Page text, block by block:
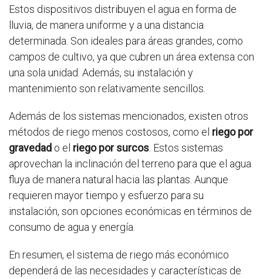
Estos dispositivos distribuyen el agua en forma de
lluvia, de manera uniforme y a una distancia
determinada. Son ideales para áreas grandes, como
campos de cultivo, ya que cubren un área extensa con
una sola unidad. Además, su instalación y
mantenimiento son relativamente sencillos.
Además de los sistemas mencionados, existen otros
métodos de riego menos costosos, como el riego por
gravedad o el riego por surcos . Estos sistemas
aprovechan la inclinación del terreno para que el agua
fluya de manera natural hacia las plantas. Aunque
requieren mayor tiempo y esfuerzo para su
instalación, son opciones económicas en términos de
consumo de agua y energía.
En resumen, el sistema de riego más económico
dependerá de las necesidades y características de